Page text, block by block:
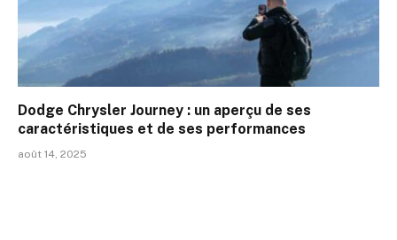
Dodge Chrysler Journey : un aperçu de ses
caractéristiques et de ses performances
août 14, 2025